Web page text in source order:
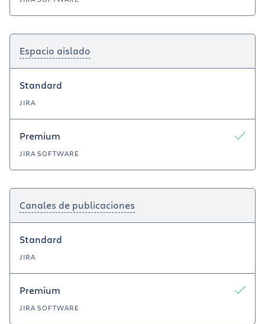
Espacio aislado
Standard
JIRA
Premium
JIRA SOFTWARE
Canales de publicaciones
Standard
JIRA
Premium
JIRA SOFTWARE